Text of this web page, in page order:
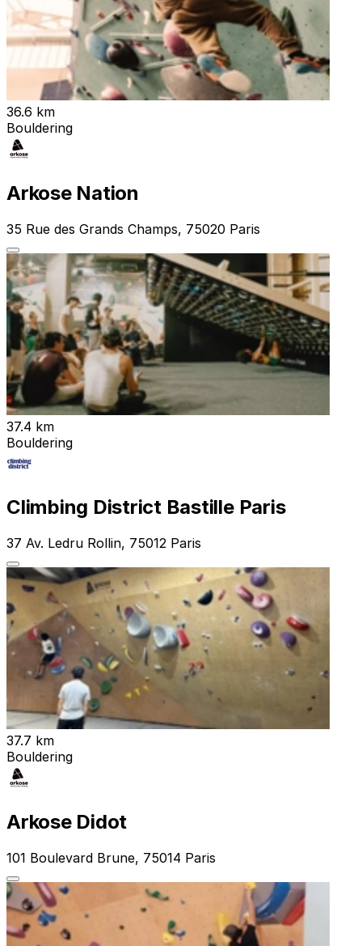
36.6 km
Bouldering
Arkose Nation
35 Rue des Grands Champs, 75020 Paris
37.4 km
Bouldering
Climbing District Bastille Paris
37 Av. Ledru Rollin, 75012 Paris
37.7 km
Bouldering
Arkose Didot
101 Boulevard Brune, 75014 Paris